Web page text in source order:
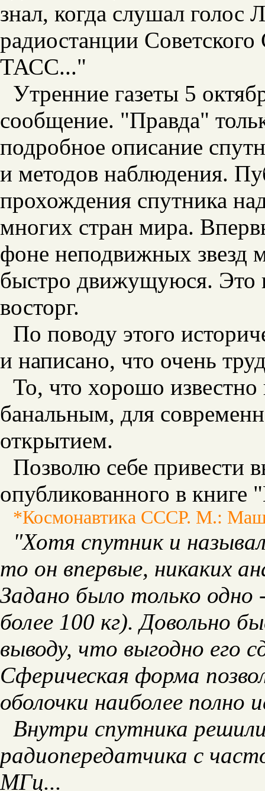
знал, когда слушал голос
радиостанции
ТАСС..."
Утренние газеты 5
сообщение. "Правда"
подробное описание
и методов наблюдения.
прохождения спутника
многих стран мира.
фоне неподвижных звезд
быстро движущуюся. Это
восторг.
По поводу этого
и написано, что очень
То, что хорошо
банальным, для
открытием.
Позволю себе привести
опубликованного в
*Космонавтика СССР. М.:
"Хотя спутник и
то он впервые, никаких
Задано было только одно
более 100 кг). Довольно
выводу, что выгодно его
Сферическая форма
оболочки наиболее полно
Внутри спутника
радиопередатчика с
МГц...